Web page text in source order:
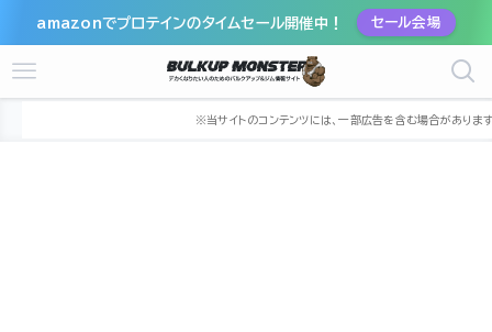
amazonでプロテインのタイムセール開催中！ セール会場
福島県 郡山市